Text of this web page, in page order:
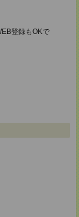
登録もOKで